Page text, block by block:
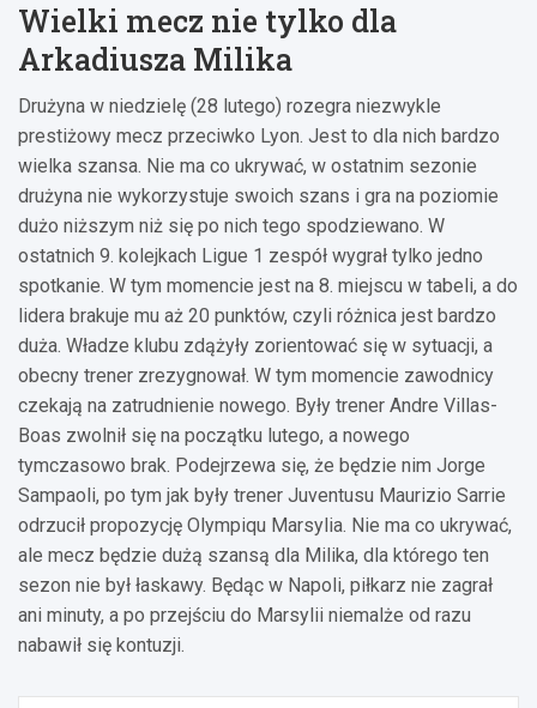
Wielki mecz nie tylko dla
Arkadiusza Milika
Drużyna w niedzielę (28 lutego) rozegra niezwykle
prestiżowy mecz przeciwko Lyon. Jest to dla nich bardzo
wielka szansa. Nie ma co ukrywać, w ostatnim sezonie
drużyna nie wykorzystuje swoich szans i gra na poziomie
dużo niższym niż się po nich tego spodziewano. W
ostatnich 9. kolejkach Ligue 1 zespół wygrał tylko jedno
spotkanie. W tym momencie jest na 8. miejscu w tabeli, a do
lidera brakuje mu aż 20 punktów, czyli różnica jest bardzo
duża. Władze klubu zdążyły zorientować się w sytuacji, a
obecny trener zrezygnował. W tym momencie zawodnicy
czekają na zatrudnienie nowego. Były trener Andre Villas-
Boas zwolnił się na początku lutego, a nowego
tymczasowo brak. Podejrzewa się, że będzie nim Jorge
Sampaoli, po tym jak były trener Juventusu Maurizio Sarrie
odrzucił propozycję Olympiqu Marsylia. Nie ma co ukrywać,
ale mecz będzie dużą szansą dla Milika, dla którego ten
sezon nie był łaskawy. Będąc w Napoli, piłkarz nie zagrał
ani minuty, a po przejściu do Marsylii niemalże od razu
nabawił się kontuzji.